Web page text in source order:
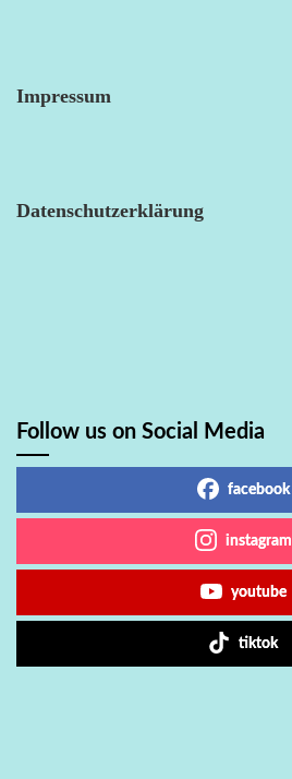
Impressum
Datenschutzerklärung
Follow us on Social Media
facebook
instagram
youtube
tiktok